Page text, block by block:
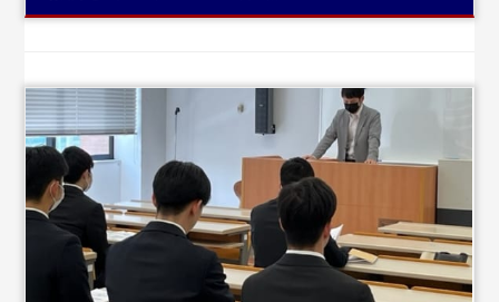
...続きを読む